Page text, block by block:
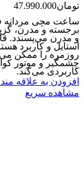
تومان47.990.000
برجسته و مدرن،
روزمره را ممکن
چشمگیر و موتور
کاربردی می‌کند.
افزودن به علاقه
مشاهده سریع